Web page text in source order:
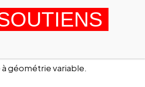
à géométrie variable.